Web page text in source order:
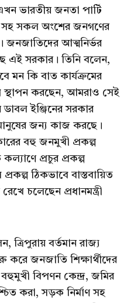
ভারতীয় জনতা পার্টি
সহ সকল অংশের জনগণের
জনজাতিদের আত্মনির্ভর
এই সরকার। তিনি বলেন,
মন কি বাত কার্যক্রমের
স্থাপন করছেন, আমরাও সেই
ইঞ্জিনের সরকার
মানুষের জন্য কাজ করছে।
বহু জনমুখী প্রকল্প
কল্যাণে প্রচুর প্রকল্প
ঠিকভাবে বাস্তবায়িত
চলেছেন প্রধানমন্ত্রী
ত্রিপুরায় বর্তমান রাজ্য
জনজাতি শিক্ষার্থীদের
বিপণন কেন্দ্র, জমির
করা, সড়ক নির্মাণ সহ